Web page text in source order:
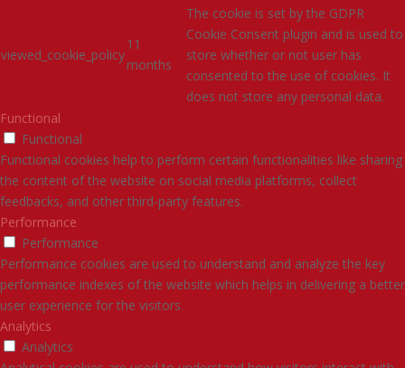
viewed_cookie_policy
11
months
The cookie is set by the GDPR
Cookie Consent plugin and is used to
store whether or not user has
consented to the use of cookies. It
does not store any personal data.
Functional
Functional
Functional cookies help to perform certain functionalities like sharing
the content of the website on social media platforms, collect
feedbacks, and other third-party features.
Performance
Performance
Performance cookies are used to understand and analyze the key
performance indexes of the website which helps in delivering a better
user experience for the visitors.
Analytics
Analytics